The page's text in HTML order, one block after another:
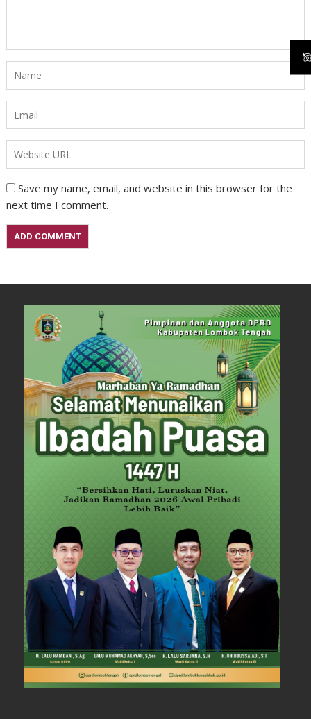
Save my name, email, and website in this browser for the
next time I comment.